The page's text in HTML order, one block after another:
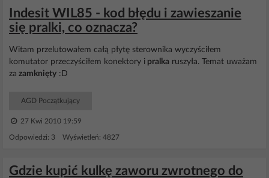
Indesit WIL85 - kod błędu i zawieszanie
się pralki, co oznacza?
Witam przelutowałem całą płytę sterownika wyczyściłem
komutator przeczyściłem konektory i pralka ruszyła. Temat uważam
za zamknięty :D
AGD Początkujący
27 Kwi 2010 19:59
Odpowiedzi: 3 Wyświetleń: 4827
Gdzie kupić kulkę zaworu zwrotnego do